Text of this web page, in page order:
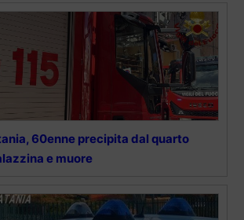
60enne precipita dal quarto
e muore